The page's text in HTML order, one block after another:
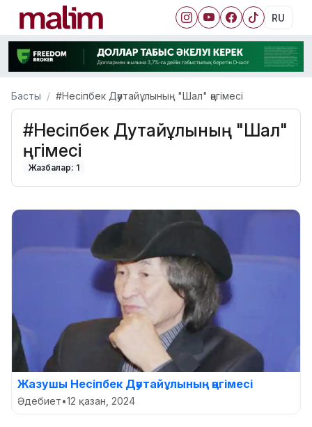
RU
Басты #Несіпбек Дәутайұлының "Шал" әңгімесі
#Несіпбек Дәутайұлының "Шал"
әңгімесі
Жазбалар: 1
Жазушы Несіпбек Дәутайұлының әңгімесі
Әдебиет•12 қазан, 2024